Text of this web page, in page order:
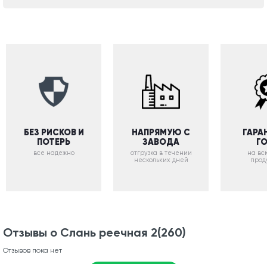
БЕЗ РИСКОВ И
ПОТЕРЬ
все надежно
НАПРЯМУЮ С
ЗАВОДА
отгрузка в течении
нескольких дней
на
Отзывы о Слань реечная 2(260)
Отзывов пока нет